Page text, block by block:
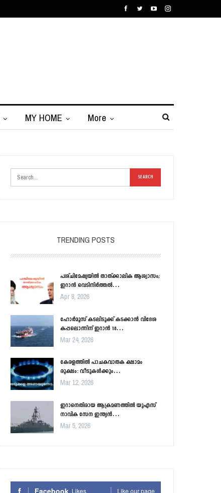
MY HOME More
TRENDING POSTS
പശ്ചിമേഷ്യയിൽ താത്ക്കാലിക ആശ്വാസം;
ഇറാൻ വെടിനിർത്തൽ…
Apr 8, 2026
ഹോർമൂസ് കടലിടുക്ക് കടക്കാൻ വിദേശ
കപ്പലൊന്നിന് ഇറാൻ 18…
Mar 24, 2026
കേരളത്തിൽ പാചകവാതക ക്ഷാമം
രൂക്ഷം: വീടുകൾക്കും…
Mar 12, 2026
ഇറാനെതിരായ ആക്രമണത്തിൽ യുഎസ്
നാവിക സേന ഇന്ത്യൻ…
Mar 5, 2026
Facebook Likes Like our page